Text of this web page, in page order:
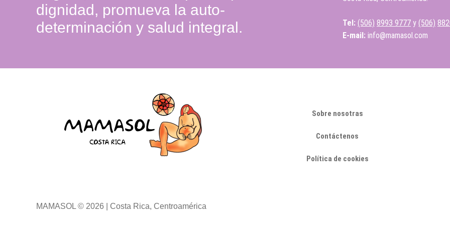
dignidad, promueva la auto-
determinación y salud integral.
Tel: (506) 8993 9777 y (506)
E-mail: info@mamasol.com
Sobre nosotras
Contáctenos
Política de cookies
MAMASOL © 2026 | Costa Rica, Centroamérica